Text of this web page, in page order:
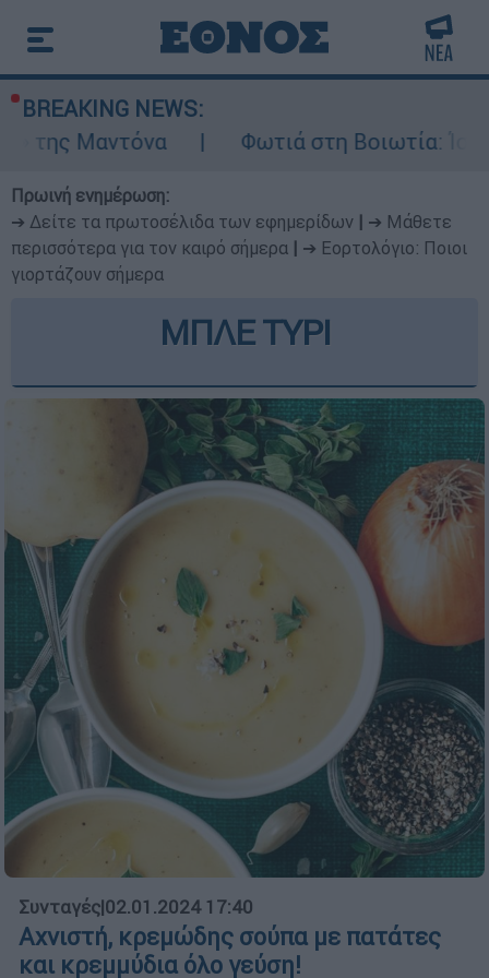
BREAKING NEWS:
Φωτιά στη Βοιωτία: Ίση με έξι
Πρωινή ενημέρωση:
➔ Δείτε τα πρωτοσέλιδα των εφημερίδων
➔ Μάθετε
περισσότερα για τον καιρό σήμερα
➔ Εορτολόγιο: Ποιοι
γιορτάζουν σήμερα
ΜΠΛΕ ΤΥΡΙ
Συνταγές|02.01.2024 17:40
Αχνιστή, κρεμώδης σούπα με πατάτες
και κρεμμύδια όλο γεύση!